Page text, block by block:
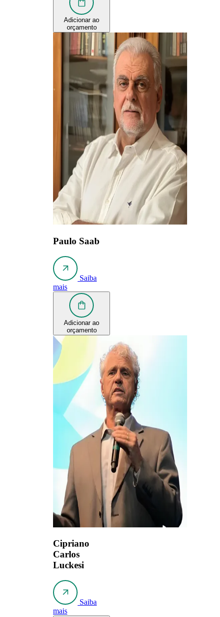
Adicionar ao
orçamento
Paulo Saab
Saiba
mais
Adicionar ao
orçamento
Cipriano
Carlos
Luckesi
Saiba
mais